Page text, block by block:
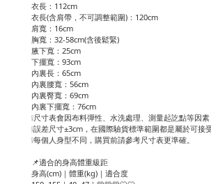
衣長：112cm
衣長(含肩帶，不可調整範圍)：120cm
肩寬：16cm
胸寬：32-58cm(含後鬆緊)
腋下寬：25cm
下擺寬：93cm
內裏長：65cm
內裏腰寬：56cm
內裏臀寬：69cm
內裏下擺寬：76cm
❕尺寸表會因布料彈性、水洗處理、測量起訖點等因
❕誤差尺寸±3cm，在國際驗貨標準範圍都是屬於可接
❕每個人身型不同，購買前請參考尺寸表更準確。
📌適合的身高體重級距
身高(cm)｜體重(kg)｜適合度